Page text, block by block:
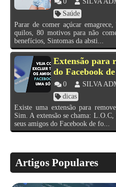
Saúde
Parar de comer açúcar
quilos, 80 motivos para não
benefícios, Sintomas da absti...
Extensão para
do Facebook
0 SILVA
dicas
Existe uma extensão para
Sim. A extensão se chama:
seus amigos do Facebook de fo...
Artigos Populares